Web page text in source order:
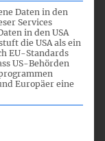
dazu
DRSC seit einem
kompatibler
das DRSC
des
Lopatta hatte
ESRS-
der
Daten in den
Services
in den USA
die USA als ein
EU-Standards
US-Behörden
Europäer eine
für die eine